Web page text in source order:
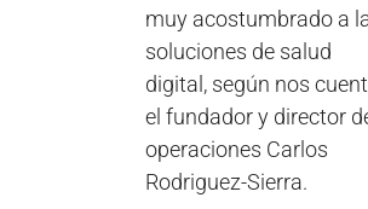
muy acostumbrado a
soluciones de salud
digital, según nos
el fundador y director
operaciones Carlos
Rodriguez-Sierra.